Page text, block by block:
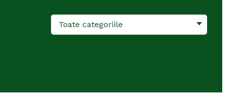
Toate categoriile